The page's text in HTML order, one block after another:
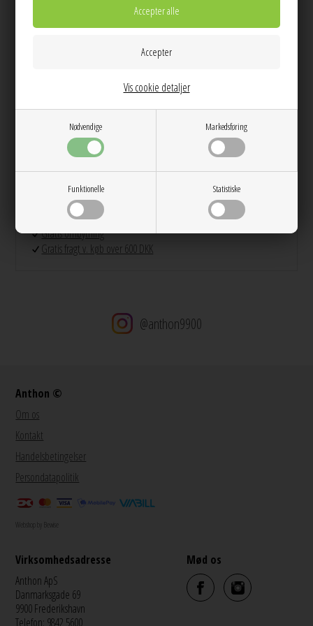
Nødvendige Markedsføring
Funktionelle Statistiske
Vis cookie detaljer
Kvalitet:100% Økologisk Bomuld
Skånevask 30 grader
Pasform:Afslappet pasform
Model str:Modellen måler 175 cm og har str. 36 på
Dag til dag levering på hverdage
14 dages returret
Stor kundetilfredshed
Gratis ombytning
Gratis fragt v. køb over 600 DKK
@anthon9900
Anthon ©
Om os
Kontakt
Handelsbetingelser
Persondatapolitik
Webshop by Bewise
Virksomhedsadresse
Anthon ApS
Danmarksgade 69
9900 Frederikshavn
Telefon: 9842 5600
Mød os